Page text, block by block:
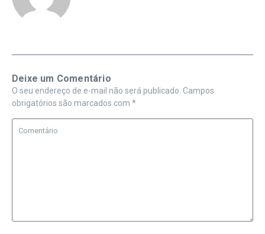
Deixe um Comentário
O seu endereço de e-mail não será publicado. Campos
obrigatórios são marcados com *